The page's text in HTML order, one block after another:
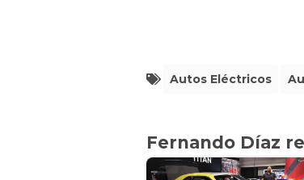
Autos Eléctricos
Fernando Díaz